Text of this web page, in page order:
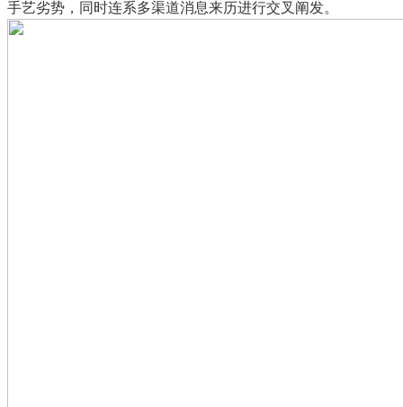
手艺劣势，同时连系多渠道消息来历进行交叉阐发。